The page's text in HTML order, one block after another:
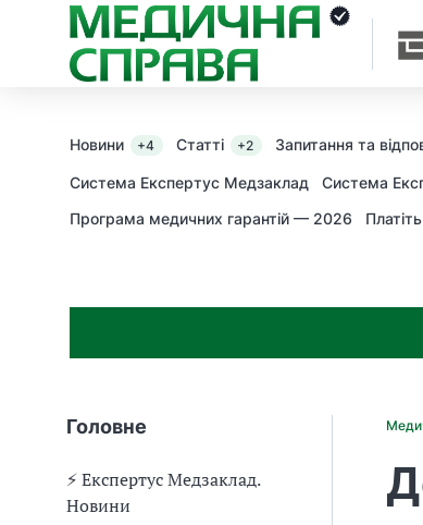
Новини +4 Статті +2 Запитання та
Система Експертус Медзаклад Система
Програма медичних гарантій — 2026
Головне
⚡️ Експертус Медзаклад.
Новини